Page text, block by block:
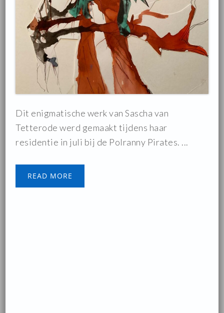
Dit enigmatische werk van Sascha van
Tetterode werd gemaakt tijdens haar
residentie in juli bij de Polranny Pirates. ...
READ MORE